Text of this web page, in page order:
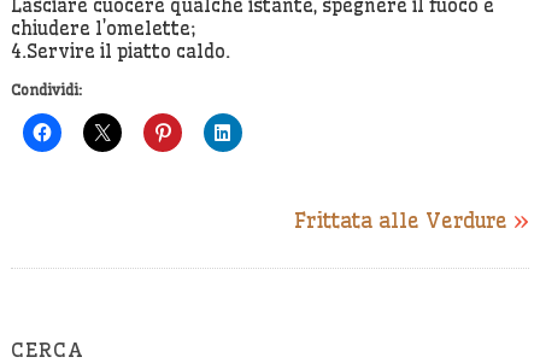
Lasciare cuocere qualche istante, spegnere il fuoco e
chiudere l’omelette;
4.Servire il piatto caldo.
Condividi:
Frittata alle Verdure »
CERCA